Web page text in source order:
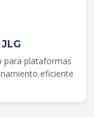
para plataformas
eficiente